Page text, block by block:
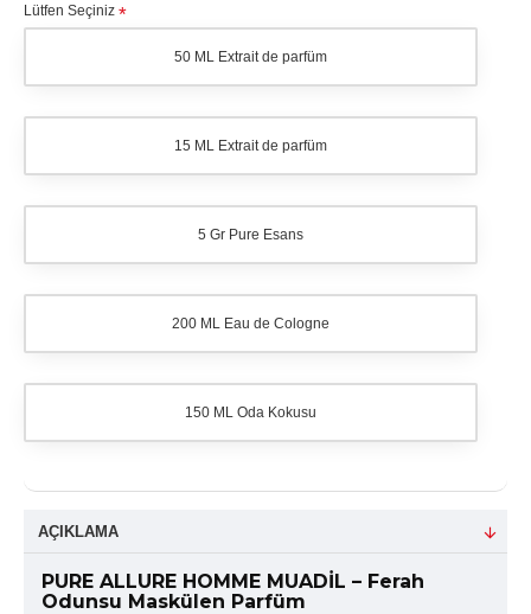
Lütfen Seçiniz
50 ML Extrait de parfüm
15 ML Extrait de parfüm
5 Gr Pure Esans
200 ML Eau de Cologne
150 ML Oda Kokusu
AÇIKLAMA
PURE ALLURE HOMME MUADİL – Ferah
Odunsu Maskülen Parfüm